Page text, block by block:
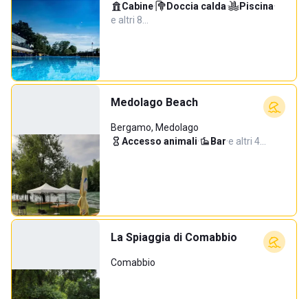
Cabine· Doccia calda· Piscina·
e altri 8…
Medolago Beach
Bergamo, Medolago
Accesso animali· Bar·e altri 4…
La Spiaggia di Comabbio
Comabbio